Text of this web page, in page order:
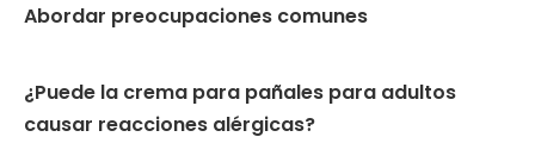
Abordar preocupaciones comunes
¿Puede la crema para pañales para adultos
causar reacciones alérgicas?